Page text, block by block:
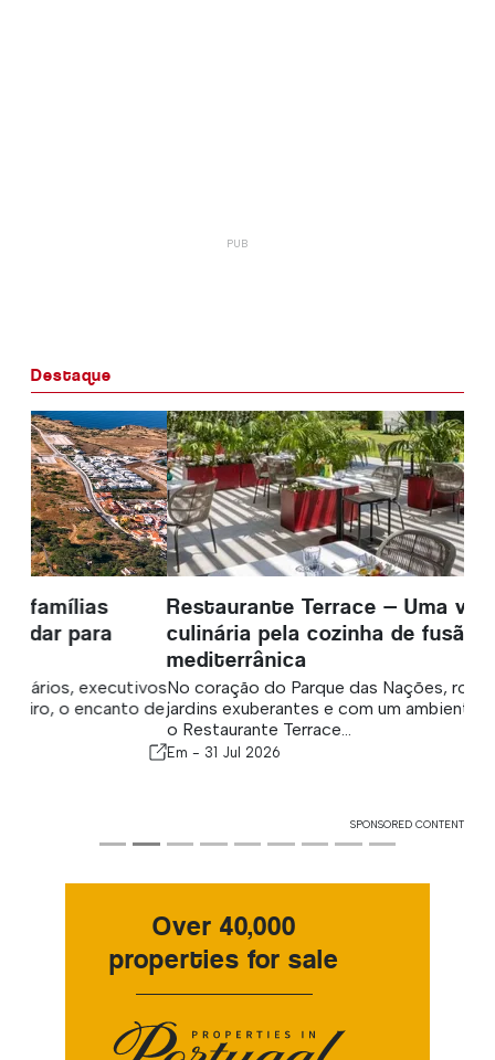
Destaque
Restaurante Terrace — Uma viagem
culinária pela cozinha de fusão oriental e
mediterrânica
No coração do Parque das Nações, rodeado por
jardins exuberantes e com um ambiente descontraído,
o Restaurante Terrace...
SPONSORED CONTENT
Over 40,000
properties for sale